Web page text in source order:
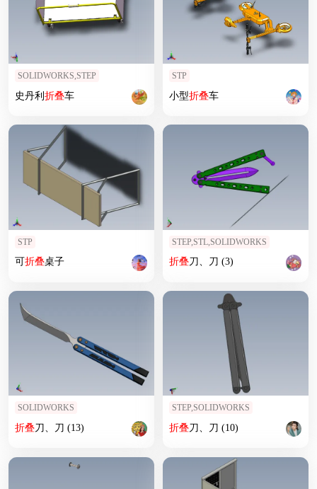
SOLIDWORKS,STEP
史丹利折叠车
STP
小型折叠车
STP
可折叠桌子
STEP,STL,SOLIDWORKS
折叠刀、刀 (3)
SOLIDWORKS
折叠刀、刀 (13)
STEP,SOLIDWORKS
折叠刀、刀 (10)